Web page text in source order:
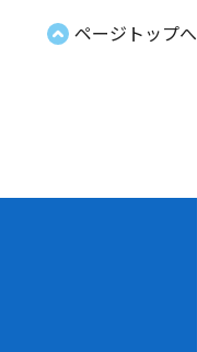
ページトップへ